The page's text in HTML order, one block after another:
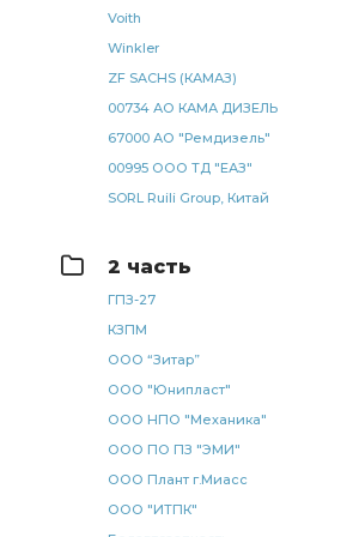
радиатор водяной 3-х рядный
штанги КАМАЗ фильтра КАМАЗ
диск ведомый КАМАЗ
заднего моста
Рычаг регулировочный задний
рычага КАМАЗ передний КАМАЗ
передней рессоры КАМАЗ ЧМЗ
Voith
Winkler
ZF SACHS (КАМАЗ)
00734 АО КАМА ДИЗЕЛЬ
67000 АО "Ремдизель"
00995 ООО ТД "ЕАЗ"
SORL Ruili Group, Китай
2 часть
ГПЗ-27
КЗПМ
ООО “Зитар”
ООО "Юнипласт"
ООО НПО "Механика"
ООО ПО ПЗ "ЭМИ"
ООО Плант г.Миасс
ООО "ИТПК"